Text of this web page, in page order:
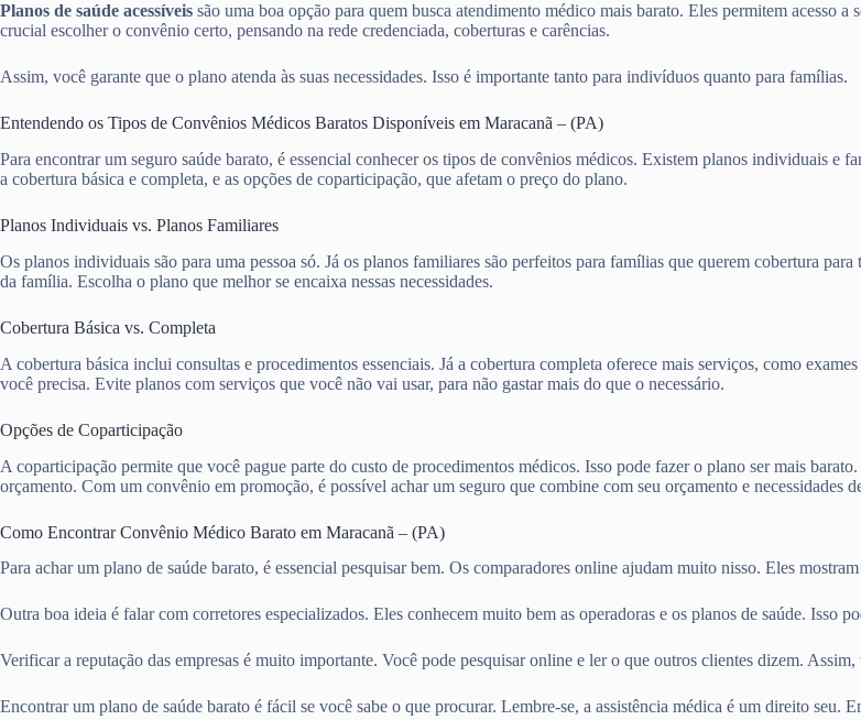
Planos de saúde acessíveis são uma boa opção para quem busca atendimento médico mais barato. Eles permitem acesso
crucial escolher o convênio certo, pensando na rede credenciada, coberturas e carências.
Assim, você garante que o plano atenda às suas necessidades. Isso é importante tanto para indivíduos quanto para famílias.
Entendendo os Tipos de Convênios Médicos Baratos Disponíveis em Maracanã – (PA)
Para encontrar um seguro saúde barato, é essencial conhecer os tipos de convênios médicos. Existem planos individuais e
a cobertura básica e completa, e as opções de coparticipação, que afetam o preço do plano.
Planos Individuais vs. Planos Familiares
Os planos individuais são para uma pessoa só. Já os planos familiares são perfeitos para famílias que querem cobertura
da família. Escolha o plano que melhor se encaixa nessas necessidades.
Cobertura Básica vs. Completa
A cobertura básica inclui consultas e procedimentos essenciais. Já a cobertura completa oferece mais serviços, como
você precisa. Evite planos com serviços que você não vai usar, para não gastar mais do que o necessário.
Opções de Coparticipação
A coparticipação permite que você pague parte do custo de procedimentos médicos. Isso pode fazer o plano ser mais
orçamento. Com um convênio em promoção, é possível achar um seguro que combine com seu orçamento e necessidades
Como Encontrar Convênio Médico Barato em Maracanã – (PA)
Para achar um plano de saúde barato, é essencial pesquisar bem. Os comparadores online ajudam muito nisso. Eles
Outra boa ideia é falar com corretores especializados. Eles conhecem muito bem as operadoras e os planos de saúde. Isso
Verificar a reputação das empresas é muito importante. Você pode pesquisar online e ler o que outros clientes dizem.
Encontrar um plano de saúde barato é fácil se você sabe o que procurar. Lembre-se, a assistência médica é um direito seu.